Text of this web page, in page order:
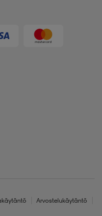
Arvostelukäytäntö